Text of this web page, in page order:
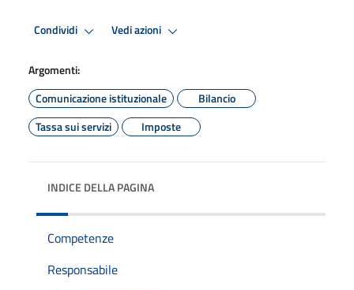
Condividi Vedi azioni
Argomenti:
Comunicazione istituzionale
Bilancio
Tassa sui servizi
Imposte
INDICE DELLA PAGINA
Competenze
Responsabile